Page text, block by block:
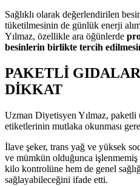
Sağlıklı olarak değerlendirilen
tüketilmesinin de günlük enerji
Yılmaz, özellikle ara öğünlerde
besinlerin birlikte tercih
PAKETLİ
DİKKAT
Uzman Diyetisyen Yılmaz, paketli
etiketlerinin mutlaka okunması
İlave şeker, trans yağ ve yüksek
ve mümkün olduğunca
kilo kontrolüne hem de genel
sağlayabileceğini ifade etti.